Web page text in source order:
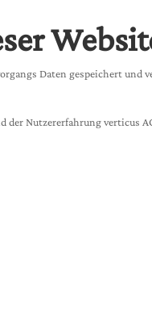
Daten gespeichert und
der Nutzererfahrung verticus